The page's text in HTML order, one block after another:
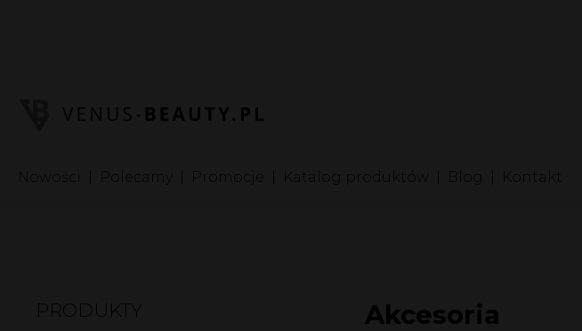
Nowości Polecamy Promocje Katalog produktów Blog Kontakt
PRODUKTY Akcesoria